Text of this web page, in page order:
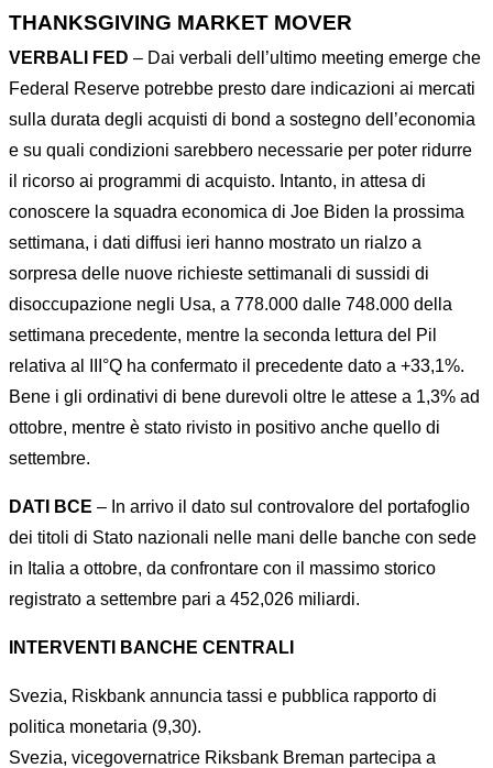
THANKSGIVING MARKET MOVER
VERBALI FED – Dai verbali dell’ultimo meeting emerge che
Federal Reserve potrebbe presto dare indicazioni ai mercati
sulla durata degli acquisti di bond a sostegno dell’economia
e su quali condizioni sarebbero necessarie per poter ridurre
il ricorso ai programmi di acquisto. Intanto, in attesa di
conoscere la squadra economica di Joe Biden la prossima
settimana, i dati diffusi ieri hanno mostrato un rialzo a
sorpresa delle nuove richieste settimanali di sussidi di
disoccupazione negli Usa, a 778.000 dalle 748.000 della
settimana precedente, mentre la seconda lettura del Pil
relativa al III°Q ha confermato il precedente dato a +33,1%.
Bene i gli ordinativi di bene durevoli oltre le attese a 1,3% ad
ottobre, mentre è stato rivisto in positivo anche quello di
settembre.
DATI BCE – In arrivo il dato sul controvalore del portafoglio
dei titoli di Stato nazionali nelle mani delle banche con sede
in Italia a ottobre, da confrontare con il massimo storico
registrato a settembre pari a 452,026 miliardi.
INTERVENTI BANCHE CENTRALI
Svezia, Riskbank annuncia tassi e pubblica rapporto di
politica monetaria (9,30).
Svezia, vicegovernatrice Riksbank Breman partecipa a